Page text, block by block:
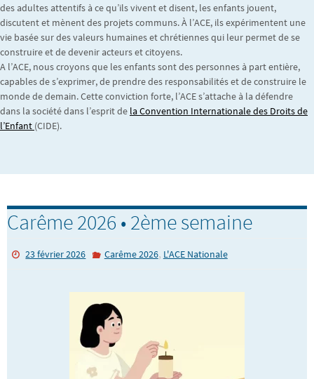
des adultes attentifs à ce qu’ils vivent et disent, les enfants jouent,
discutent et mènent des projets communs. À l’ACE, ils expérimentent une
vie basée sur des valeurs humaines et chrétiennes qui leur permet de se
construire et de devenir acteurs et citoyens.
A l’ACE, nous croyons que les enfants sont des personnes à part entière,
capables de s’exprimer, de prendre des responsabilités et de construire le
monde de demain. Cette conviction forte, l’ACE s’attache à la défendre
dans la société dans l’esprit de la Convention Internationale des Droits de
l’Enfant (CIDE).
Carême 2026 • 2ème semaine
23 février 2026 Carême 2026, L'ACE Nationale